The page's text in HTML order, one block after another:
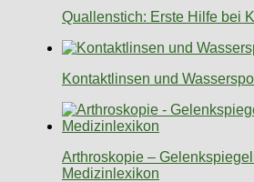
Quallenstich: Erste Hilfe bei
Kontaktlinsen und
Arthroskopie –
Medizinlexikon